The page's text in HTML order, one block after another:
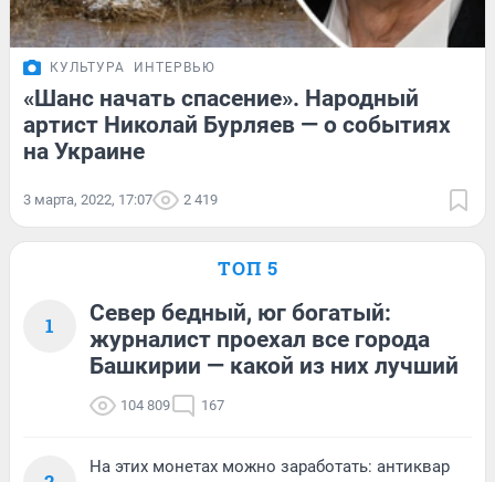
КУЛЬТУРА ИНТЕРВЬЮ
«Шанс начать спасение». Народный
артист Николай Бурляев — о событиях
на Украине
3 марта, 2022, 17:07 2 419
ТОП 5
1
Север бедный, юг богатый:
журналист проехал все города
Башкирии — какой из них лучший
104 809 167
На этих монетах можно заработать: антиквар